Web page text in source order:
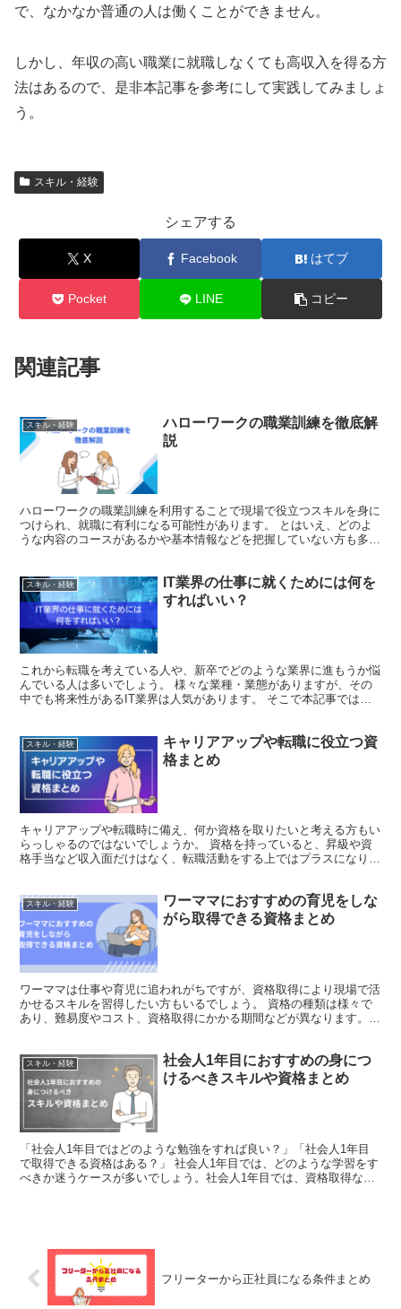
で、なかなか普通の人は働くことができません。
しかし、年収の高い職業に就職しなくても高収入を得る方
法はあるので、是非本記事を参考にして実践してみましょ
う。
スキル・経験
シェアする
X Facebook はてブ
Pocket LINE コピー
関連記事
スキル・経験
ハローワークの職業訓練を徹底解
説
ハローワークの職業訓練を利用することで現場で役立つスキルを身に
つけられ、就職に有利になる可能性があります。 とはいえ、どのよ
うな内容のコースがあるかや基本情報などを把握していない方も多い
スキル・経験
IT業界の仕事に就くためには何を
すればいい？
これから転職を考えている人や、新卒でどのような業界に進もうか悩
んでいる人は多いでしょう。 様々な業種・業態がありますが、その
中でも将来性があるIT業界は人気があります。 そこで本記事では、
スキル・経験
キャリアアップや転職に役立つ資
格まとめ
キャリアアップや転職時に備え、何か資格を取りたいと考える方もい
らっしゃるのではないでしょうか。 資格を持っていると、昇級や資
格手当など収入面だけはなく、転職活動をする上ではプラスになり、
スキル・経験
ワーママにおすすめの育児をしな
がら取得できる資格まとめ
ワーママは仕事や育児に追われがちですが、資格取得により現場で活
かせるスキルを習得したい方もいるでしょう。 資格の種類は様々で
あり、難易度やコスト、資格取得にかかる期間などが異なります。
スキル・経験
社会人1年目におすすめの身につ
けるべきスキルや資格まとめ
「社会人1年目ではどのような勉強をすれば良い？」「社会人1年目
で取得できる資格はある？」 社会人1年目では、どのような学習をす
べきか迷うケースが多いでしょう。社会人1年目では、資格取得など
フリーターから正社員になる条件まとめ